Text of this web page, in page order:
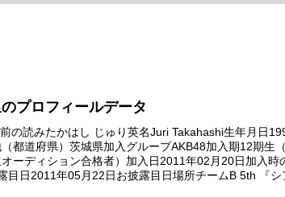
プロフィールデータ
の読みたかはし じゅり英名Juri Takahashi生年月日
都道府県）茨城県加入グループAKB48加入期12期生
ーディション合格者）加入日2011年02月20日加入時
目日2011年05月22日お披露目日場所チームB 5th 『シ